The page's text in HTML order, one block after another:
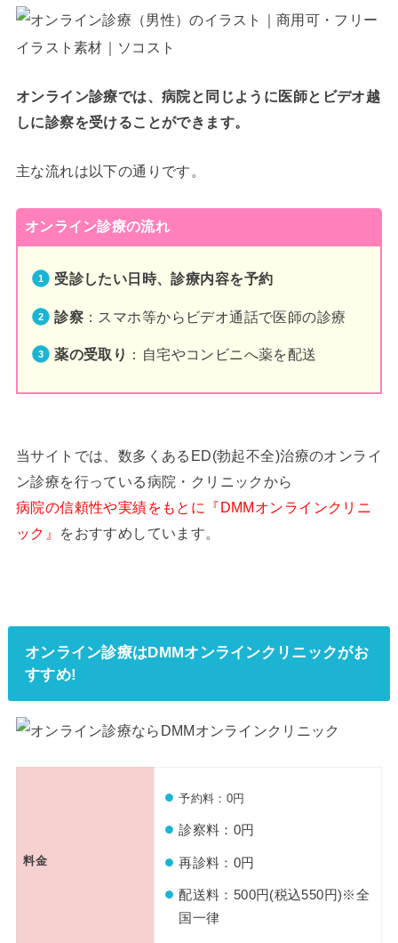
オンライン診療では、病院と同じように医師とビデオ越
しに診察を受けることができます。
主な流れは以下の通りです。
オンライン診療の流れ
受診したい日時、診療内容を予約
診察 ：スマホ等からビデオ通話で医師の診療
薬の受取り ：自宅やコンビニへ薬を配送
当サイトでは、数多くあるED(勃起不全)治療のオンライ
ン診療を行っている病院・クリニックから
病院の信頼性や実績をもとに『DMMオンラインクリニ
ック』
をおすすめしています。
オンライン診療はDMMオンラインクリニックがお
すすめ!
料金
予約料：0円
診察料：0円
再診料：0円
配送料：500円(税込550円)※全
国一律